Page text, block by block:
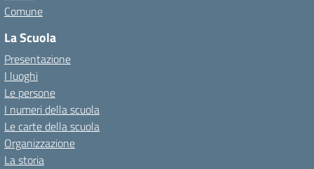
Comune
La Scuola
Presentazione
I luoghi
Le persone
I numeri della scuola
Le carte della scuola
Organizzazione
La storia